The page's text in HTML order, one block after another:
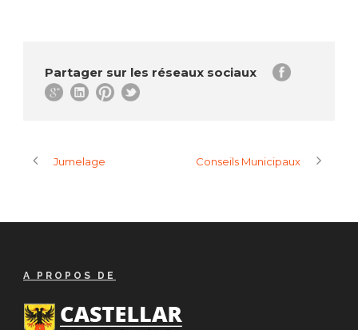
Partager sur les réseaux sociaux
Jumelage Conseils Municipaux
A PROPOS DE